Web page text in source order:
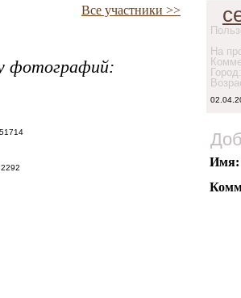
Все участники >>
фотографий:
51714
На
Город:
Имя: